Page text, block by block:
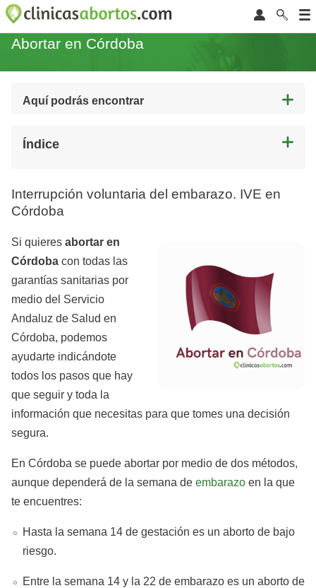
Abortar en Córdoba
Aquí podrás encontrar
Índice
Interrupción voluntaria del embarazo. IVE en
Córdoba
Si quieres abortar en
Córdoba con todas las
garantías sanitarias por
medio del Servicio
Andaluz de Salud en
Córdoba, podemos
ayudarte indicándote
todos los pasos que hay
que seguir y toda la
información que necesitas para que tomes una decisión
segura.
En Córdoba se puede abortar por medio de dos métodos,
aunque dependerá de la semana de embarazo en la que
te encuentres:
Hasta la semana 14 de gestación es un aborto de bajo
riesgo.
Entre la semana 14 y la 22 de embarazo es un aborto de